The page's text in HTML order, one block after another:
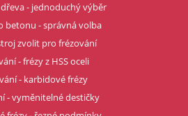
- jednoduchý výběr
betonu - správná volba
zvolit pro frézování
- frézy z HSS oceli
- karbidové frézy
- vyměnitelné destičky